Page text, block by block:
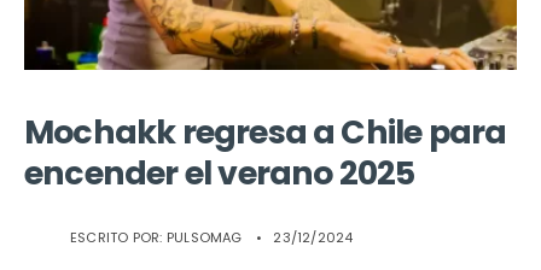
Mochakk regresa a Chile para
encender el verano 2025
ESCRITO POR: PULSOMAG • 23/12/2024